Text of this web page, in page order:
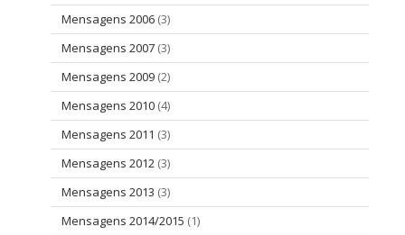
Mensagens 2006 (3)
Mensagens 2007 (3)
Mensagens 2009 (2)
Mensagens 2010 (4)
Mensagens 2011 (3)
Mensagens 2012 (3)
Mensagens 2013 (3)
Mensagens 2014/2015 (1)